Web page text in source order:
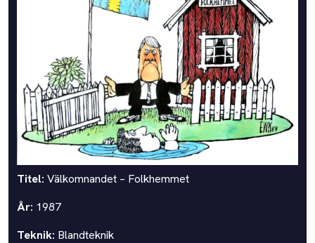
Titel: Välkomnandet – Folkhemmet
År: 1987
Teknik: Blandteknik